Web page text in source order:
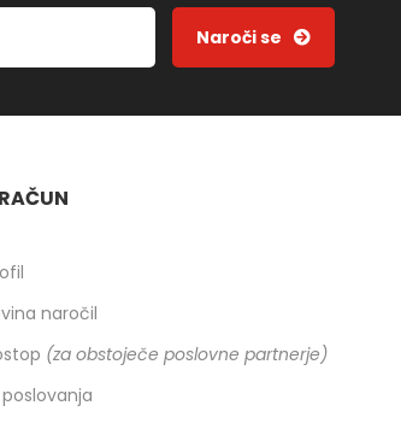
naročil
(za obstoječe poslovne partnerje)